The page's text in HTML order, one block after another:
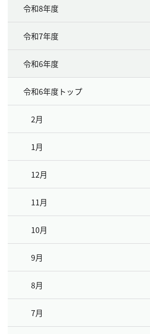
令和8年度
令和7年度
令和6年度
令和6年度トップ
2月
1月
12月
11月
10月
9月
8月
7月